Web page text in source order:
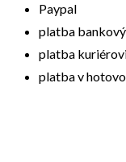
Paypal
platba
platba
platba v